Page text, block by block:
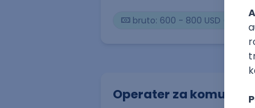
bruto: 600 - 800 USD
Operater za